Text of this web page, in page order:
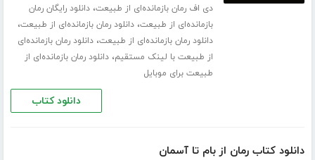
دی اف رمان بازمانده‌ای از طبیعت،دانلود رایگان رمان
بازمانده‌ای از طبیعت،دانلود رمان بازمانده‌ای از طبیعت،
دانلود رمان بازمانده‌ای از طبیعت،دانلود رمان بازمانده‌ای
از طبیعت با لینک مستقیم،دانلود رمان بازمانده‌ای از
طبیعت برای موبایل
دانلود کتاب
دانلود کتاب رمان از بام تا آسمان